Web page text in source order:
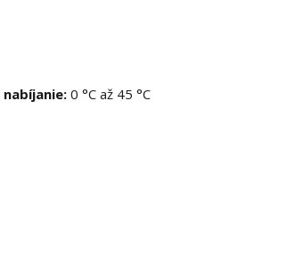
nabíjanie: 0 °C až 45 °C